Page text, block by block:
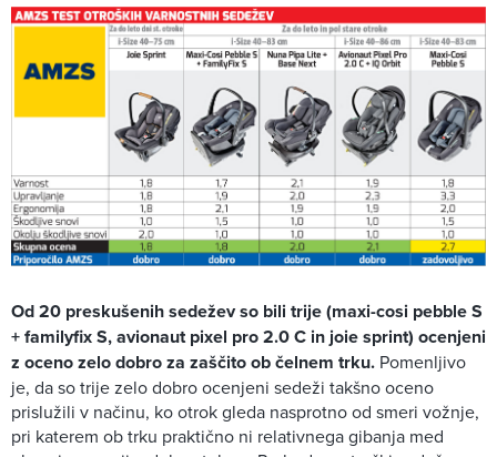
Od 20 preskušenih sedežev so bili trije (maxi-cosi pebble S
+ familyfix S, avionaut pixel pro 2.0 C in joie sprint) ocenjeni
z oceno zelo dobro za zaščito ob čelnem trku. Pomenljivo
je, da so trije zelo dobro ocenjeni sedeži takšno oceno
prislužili v načinu, ko otrok gleda nasprotno od smeri vožnje,
pri katerem ob trku praktično ni relativnega gibanja med